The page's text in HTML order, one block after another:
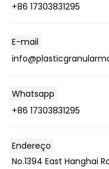
+86 17303831295
E-mail
Whatsapp
+86 17303831295
Endereço
No.1394 East Hanghai